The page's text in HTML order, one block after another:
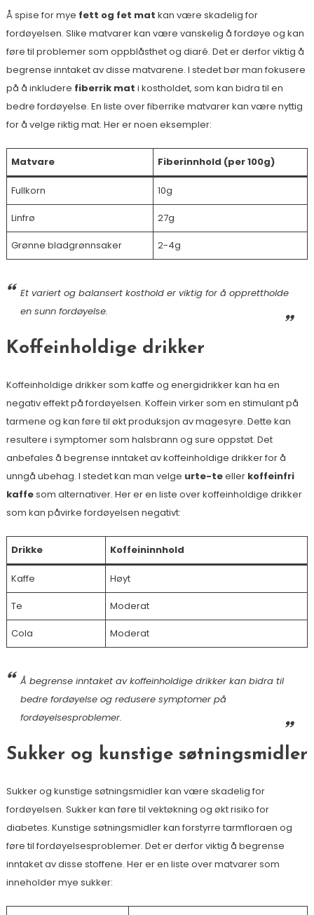
Å spise for mye fett og fet mat kan være skadelig for
fordøyelsen. Slike matvarer kan være vanskelig å fordøye og kan
føre til problemer som oppblåsthet og diaré. Det er derfor viktig å
begrense inntaket av disse matvarene. I stedet bør man fokusere
på å inkludere fiberrik mat i kostholdet, som kan bidra til en
bedre fordøyelse. En liste over fiberrike matvarer kan være nyttig
for å velge riktig mat. Her er noen eksempler:
Matvare Fiberinnhold (per 100g)
Fullkorn 10g
Linfrø 27g
Grønne bladgrønnsaker 2-4g
Et variert og balansert kosthold er viktig for å opprettholde
en sunn fordøyelse.
Koffeinholdige drikker
Koffeinholdige drikker som kaffe og energidrikker kan ha en
negativ effekt på fordøyelsen. Koffein virker som en stimulant på
tarmene og kan føre til økt produksjon av magesyre. Dette kan
resultere i symptomer som halsbrann og sure oppstøt. Det
anbefales å begrense inntaket av koffeinholdige drikker for å
unngå ubehag. I stedet kan man velge urte-teeller koffeinfri
kaffesom alternativer. Her er en liste over koffeinholdige drikker
som kan påvirke fordøyelsen negativt:
Drikke Koffeininnhold
Kaffe Høyt
Te Moderat
Cola Moderat
Å begrense inntaket av koffeinholdige drikker kan bidra til
bedre fordøyelse og redusere symptomer på
fordøyelsesproblemer.
Sukker og kunstige søtningsmidler
Sukker og kunstige søtningsmidler kan være skadelig for
fordøyelsen. Sukker kan føre til vektøkning og økt risiko for
diabetes. Kunstige søtningsmidler kan forstyrre tarmfloraen og
føre til fordøyelsesproblemer. Det er derfor viktig å begrense
inntaket av disse stoffene. Her er en liste over matvarer som
inneholder mye sukker: